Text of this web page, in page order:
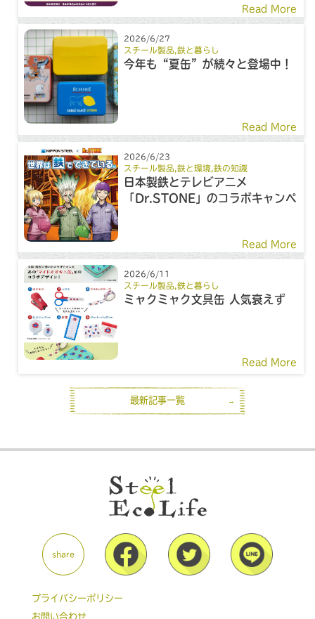
Read More
2026/6/27
スチール製品 ,鉄と暮らし
今年も“夏缶”が続々と登場中！
Read More
2026/6/23
スチール製品 ,鉄と環境 ,鉄の知識
日本製鉄とテレビアニメ
「Dr.STONE」のコラボキャンペ
Read More
2026/6/11
スチール製品,鉄と暮らし
ミャクミャク文具缶 人気衰えず
Read More
最新記事一覧
share
プライバシーポリシー
お問い合わせ